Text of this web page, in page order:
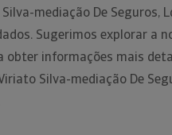
mediação De Seguros,
Sugerimos explorar a
obter informações mais
Silva-mediação De